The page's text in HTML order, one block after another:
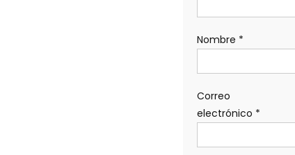
Nombre *
Correo
electrónico *